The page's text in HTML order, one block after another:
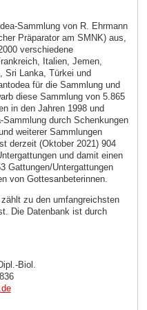
Sammlung von R. Ehrmann
Präparator am SMNK) aus,
verschiedene
Italien, Jemen,
Sri Lanka, Türkei und
für die Sammlung und
diese Sammlung von 5.865
in den Jahren 1998 und
durch Schenkungen
weiterer Sammlungen
derzeit (Oktober 2021) 904
und damit einen
Gattungen/Untergattungen
von Gottesanbeterinnen.
zu den umfangreichsten
Die Datenbank ist durch
Biol.
de